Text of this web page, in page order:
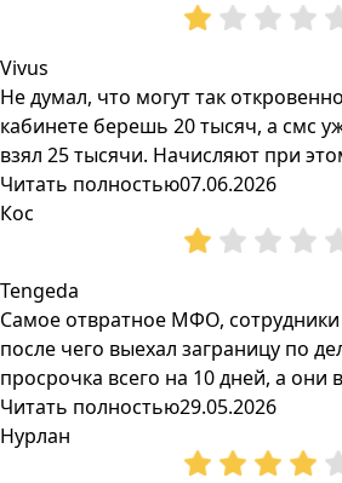
Vivus
Не думал, что могут так
кабинете берешь 20 тысяч, а смс
взял 25 тысячи. Начисляют при
Читать полностью07.06.2026
Кос
Tengeda
Самое отвратное МФО, сотрудники
после чего выехал заграницу по
просрочка всего на 10 дней, а они
Читать полностью29.05.2026
Нурлан